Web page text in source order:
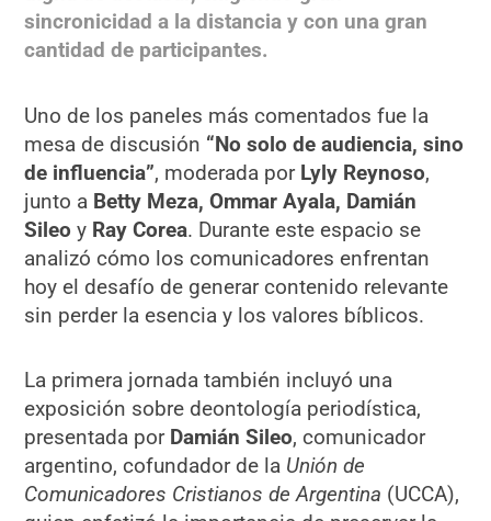
sincronicidad a la distancia y con una gran
cantidad de participantes.
Uno de los paneles más comentados fue la
mesa de discusión “No solo de audiencia, sino
de influencia”, moderada por Lyly Reynoso,
junto a Betty Meza, Ommar Ayala, Damián
Sileo y Ray Corea. Durante este espacio se
analizó cómo los comunicadores enfrentan
hoy el desafío de generar contenido relevante
sin perder la esencia y los valores bíblicos.
La primera jornada también incluyó una
exposición sobre deontología periodística,
presentada por Damián Sileo, comunicador
argentino, cofundador de la Unión de
Comunicadores Cristianos de Argentina (UCCA),